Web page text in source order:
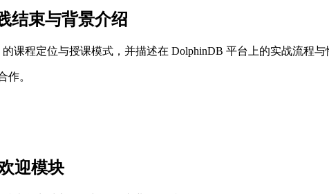
结束与背景介绍
课程定位与授课模式，并描述在 DolphinDB 平台上的实战流程与
作。
迎模块